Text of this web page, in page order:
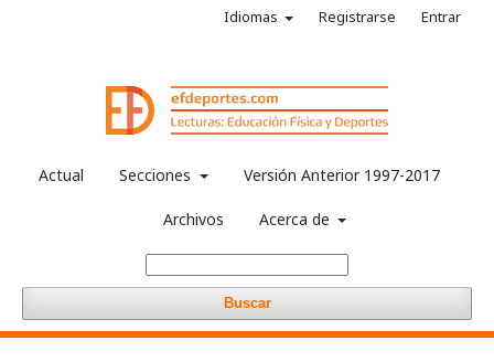
Actual Secciones Versión Anterior 1997-2017
Archivos Acerca de
Buscar
Idiomas Registrarse Entrar